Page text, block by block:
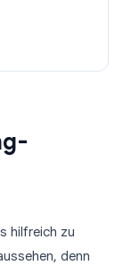
hilfreich zu
denn